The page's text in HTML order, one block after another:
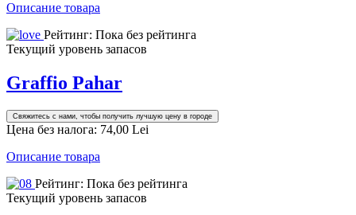
Описание товара
Рейтинг: Пока без рейтинга
Текущий уровень запасов
Graffio Pahar
Свяжитесь с нами, чтобы получить лучшую цену в городе
Цена без налога: 74,00 Lei
Описание товара
Рейтинг: Пока без рейтинга
Текущий уровень запасов